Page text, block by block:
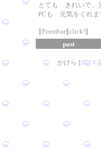
とても きれいで、
PCも 元気をくれま
∥Poembar∥click!∥
past
かけら [BLOG